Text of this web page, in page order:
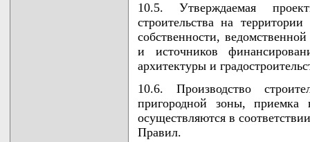
10.5. Утверждаемая
строительства на
собственности,
и источников
архитектуры и
10.6. Производство
пригородной зоны, приемка
осуществляются в
Правил.